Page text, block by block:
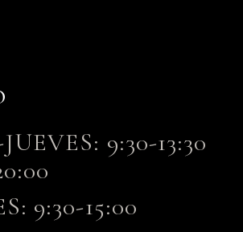
9:30-13:30
9:30-15:00